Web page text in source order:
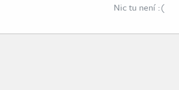
Nic tu není :(